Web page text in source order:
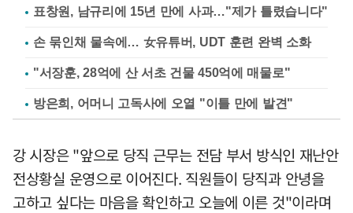
표창원, 남규리에 15년 만에 사과…"제가 틀렸습니다"
손 묶인채 물속에… 女유튜버, UDT 훈련 완벽 소화
"서장훈, 28억에 산 서초 건물 450억에 매물로"
방은희, 어머니 고독사에 오열 "이틀 만에 발견"
강 시장은 "앞으로 당직 근무는 전담 부서 방식인 재난안
전상황실 운영으로 이어진다. 직원들이 당직과 안녕을
고하고 싶다는 마음을 확인하고 오늘에 이른 것"이라며